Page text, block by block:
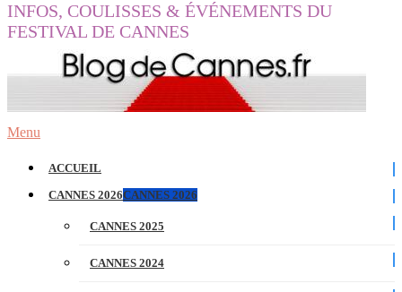
INFOS, COULISSES & ÉVÉNEMENTS DU
FESTIVAL DE CANNES
Menu
ACCUEIL
CANNES 2026CANNES 2026
CANNES 2025
CANNES 2024